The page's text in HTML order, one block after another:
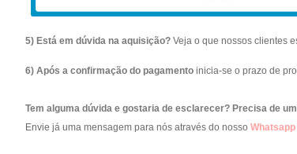
5) Está em dúvida na aquisição? Veja o que nossos clientes
6) Após a confirmação do pagamento inicia-se o prazo de
Tem alguma dúvida e gostaria de esclarecer? Precisa de
Envie já uma mensagem para nós através do nosso